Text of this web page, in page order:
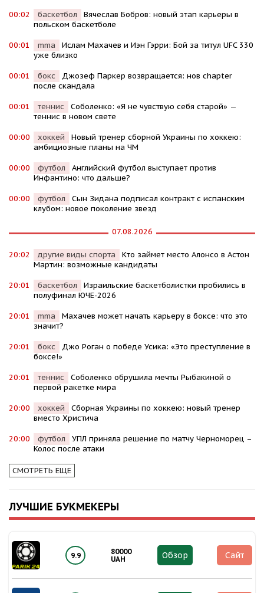
00:02 баскетбол
Вячеслав Бобров: новый этап карьеры в
польском баскетболе
00:01 mma
Ислам Махачев и Иэн Гэрри: Бой за титул UFC 330
уже близко
00:01 бокс
Джозеф Паркер возвращается: нов chapter
после скандала
00:01 теннис
Соболенко: «Я не чувствую себя старой» —
теннис в новом свете
00:00 хоккей
Новый тренер сборной Украины по хоккею:
амбициозные планы на ЧМ
00:00 футбол
Английский футбол выступает против
Инфантино: что дальше?
00:00 футбол
Сын Зидана подписал контракт с испанским
клубом: новое поколение звезд
07.08.2026
20:02 другие виды спорта
Кто займет место Алонсо в Астон
Мартин: возможные кандидаты
20:01 баскетбол
Израильские баскетболистки пробились в
полуфинал ЮЧЕ-2026
20:01 mma
Махачев может начать карьеру в боксе: что это
значит?
20:01 бокс
Джо Роган о победе Усика: «Это преступление в
боксе!»
20:01 теннис
Соболенко обрушила мечты Рыбакиной о
первой ракетке мира
20:00 хоккей
Сборная Украины по хоккею: новый тренер
вместо Христича
20:00 футбол
УПЛ приняла решение по матчу Черноморец –
Колос после атаки
СМОТРЕТЬ ЕЩЕ
ЛУЧШИЕ БУКМЕКЕРЫ
9.9
80000
UAH
Обзор Сайт